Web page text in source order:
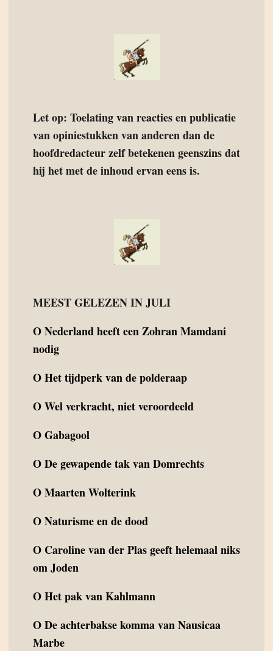
Let op: Toelating van reacties en publicatie
van opiniestukken van anderen dan de
hoofdredacteur zelf betekenen geenszins dat
hij het met de inhoud ervan eens is.
MEEST GELEZEN IN JULI
ONederland heeft een Zohran Mamdani
nodig
OHet tijdperk van de polderaap
OWel verkracht, niet veroordeeld
OGabagool
ODe gewapende tak van Domrechts
OMaarten Wolterink
ONaturisme en de dood
O Caroline van der Plas geeft helemaal niks
om Joden
OHet pak van Kahlmann
ODe achterbakse komma van Nausicaa
Marbe